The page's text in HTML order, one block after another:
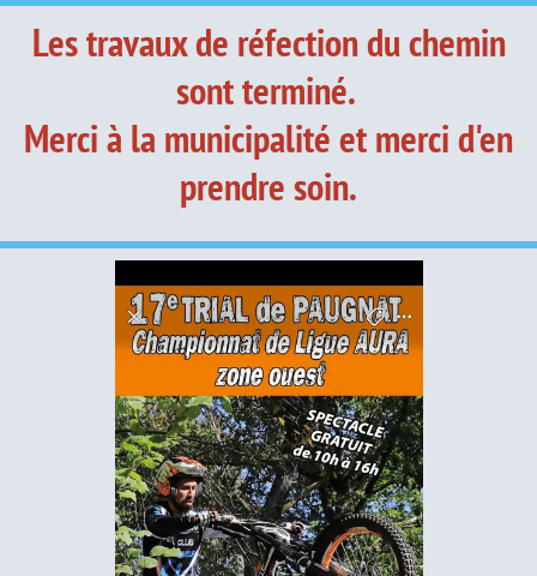
Les travaux de réfection du chemin
sont terminé.
Merci à la municipalité et merci d'en
prendre soin.